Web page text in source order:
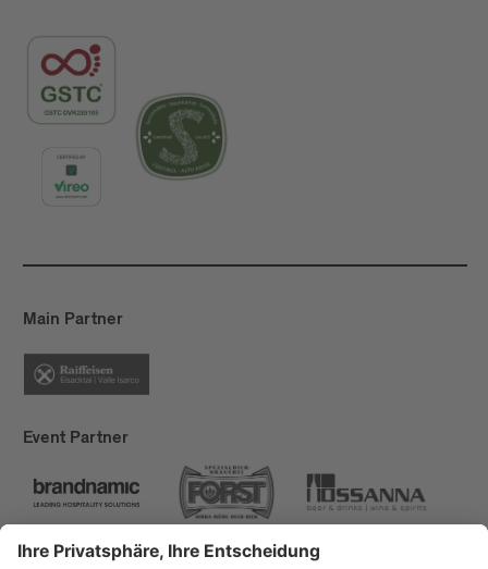
Main Partner
Event Partner